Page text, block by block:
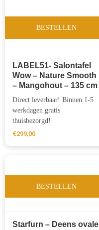
BESTELLEN
LABEL51- Salontafel
Wow – Nature Smooth
– Mangohout – 135 cm
Direct leverbaar! Binnen 1-5
werkdagen gratis
thuisbezorgd!
€299,00
BESTELLEN
Starfurn – Deens ovale